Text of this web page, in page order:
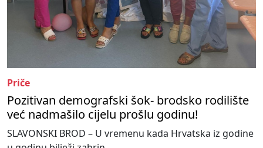
Priče
Pozitivan demografski šok- brodsko rodilište
već nadmašilo cijelu prošlu godinu!
SLAVONSKI BROD – U vremenu kada Hrvatska iz godine